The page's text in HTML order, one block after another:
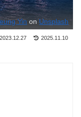
Yin onUnsplash
2023.12.27 2025.11.10